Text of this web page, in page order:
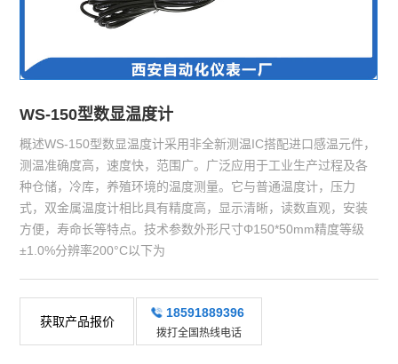
WS-150型数显温度计
概述WS-150型数显温度计采用非全新测温IC搭配进口感温元件，
测温准确度高，速度快，范围广。广泛应用于工业生产过程及各
种仓储，冷库，养殖环境的温度测量。它与普通温度计，压力
式，双金属温度计相比具有精度高，显示清晰，读数直观，安装
方便，寿命长等特点。技术参数外形尺寸Φ150*50mm精度等级
±1.0%分辨率200°C以下为
获取产品报价
18591889396
拨打全国热线电话